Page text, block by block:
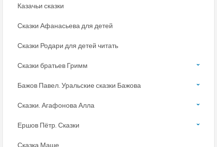
Казачьи сказки
Сказки Афанасьева для детей
Сказки Родари для детей читать
Сказки братьев Гримм
Бажов Павел. Уральские сказки Бажова
Сказки. Агафонова Алла
Ершов Пётр. Сказки
Сказка Маше